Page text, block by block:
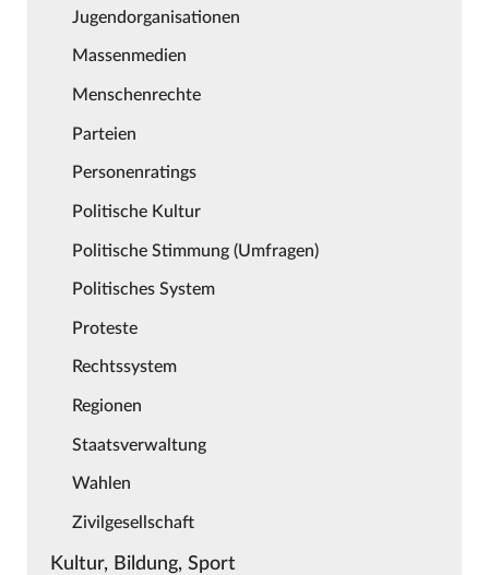
Jugendorganisationen
Massenmedien
Menschenrechte
Parteien
Personenratings
Politische Kultur
Politische Stimmung (Umfragen)
Politisches System
Proteste
Rechtssystem
Regionen
Staatsverwaltung
Wahlen
Zivilgesellschaft
Kultur, Bildung, Sport